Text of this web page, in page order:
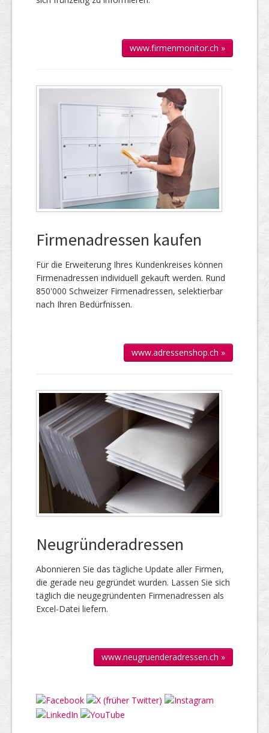
www.firmenmonitor.ch »
Firmenadressen kaufen
Für die Er­wei­te­rung Ihres Kun­den­kreises kön­nen
Firmen­adressen individuell gekauft werden. Rund
850'000 Schweizer Firmen­adressen, selek­tierbar
nach Ihren Bedürfnissen.
www.adressenshop.ch »
Neugründeradressen
Abonnieren Sie das täg­liche Up­date aller Firmen,
die gerade neu ge­gründet wur­den. Lassen Sie sich
täglich die neu­gegründenten Firmen­adressen als
Excel-Datei liefern.
www.neugruenderadressen.ch »